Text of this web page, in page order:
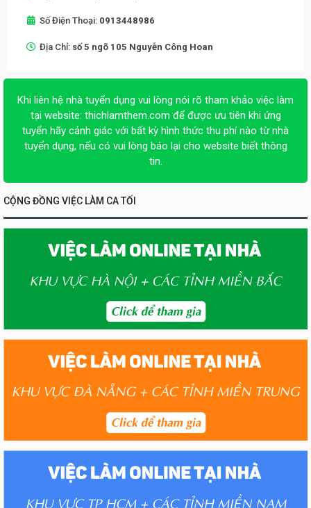
Số Điện Thoại: 0913448986
Địa Chỉ: số 5 ngõ 105 Nguyễn Công Hoan
Khi liên hệ nhà tuyển dụng vui lòng nói rõ tham khảo việc làm
tại website: thichlamthem.com để được ưu tiên khi ứng
tuyển hãy cảnh giác với bất kỳ hình thức thu phí nào từ nhà
tuyển dụng, nếu có vui lòng báo lại cho website biết thông
tin.
CỘNG ĐỒNG VIỆC LÀM CA TỐI